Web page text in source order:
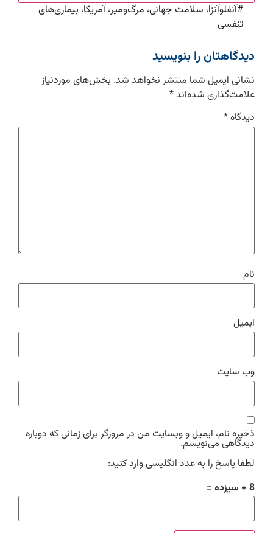
#آنفلوآنزا، سلامت جهانی، مرگ‌ومیر، آمریکا، بیماری‌های
تنفسی
دیدگاهتان را بنویسید
نشانی ایمیل شما منتشر نخواهد شد. بخش‌های موردنیاز
علامت‌گذاری شده‌اند*
دیدگاه*
نام
ایمیل
وب‌ سایت
ذخیره نام، ایمیل و وبسایت من در مرورگر برای زمانی که دوباره
دیدگاهی می‌نویسم.
لطفا پاسخ را به عدد انگلیسی وارد کنید:
8 + سیزده =